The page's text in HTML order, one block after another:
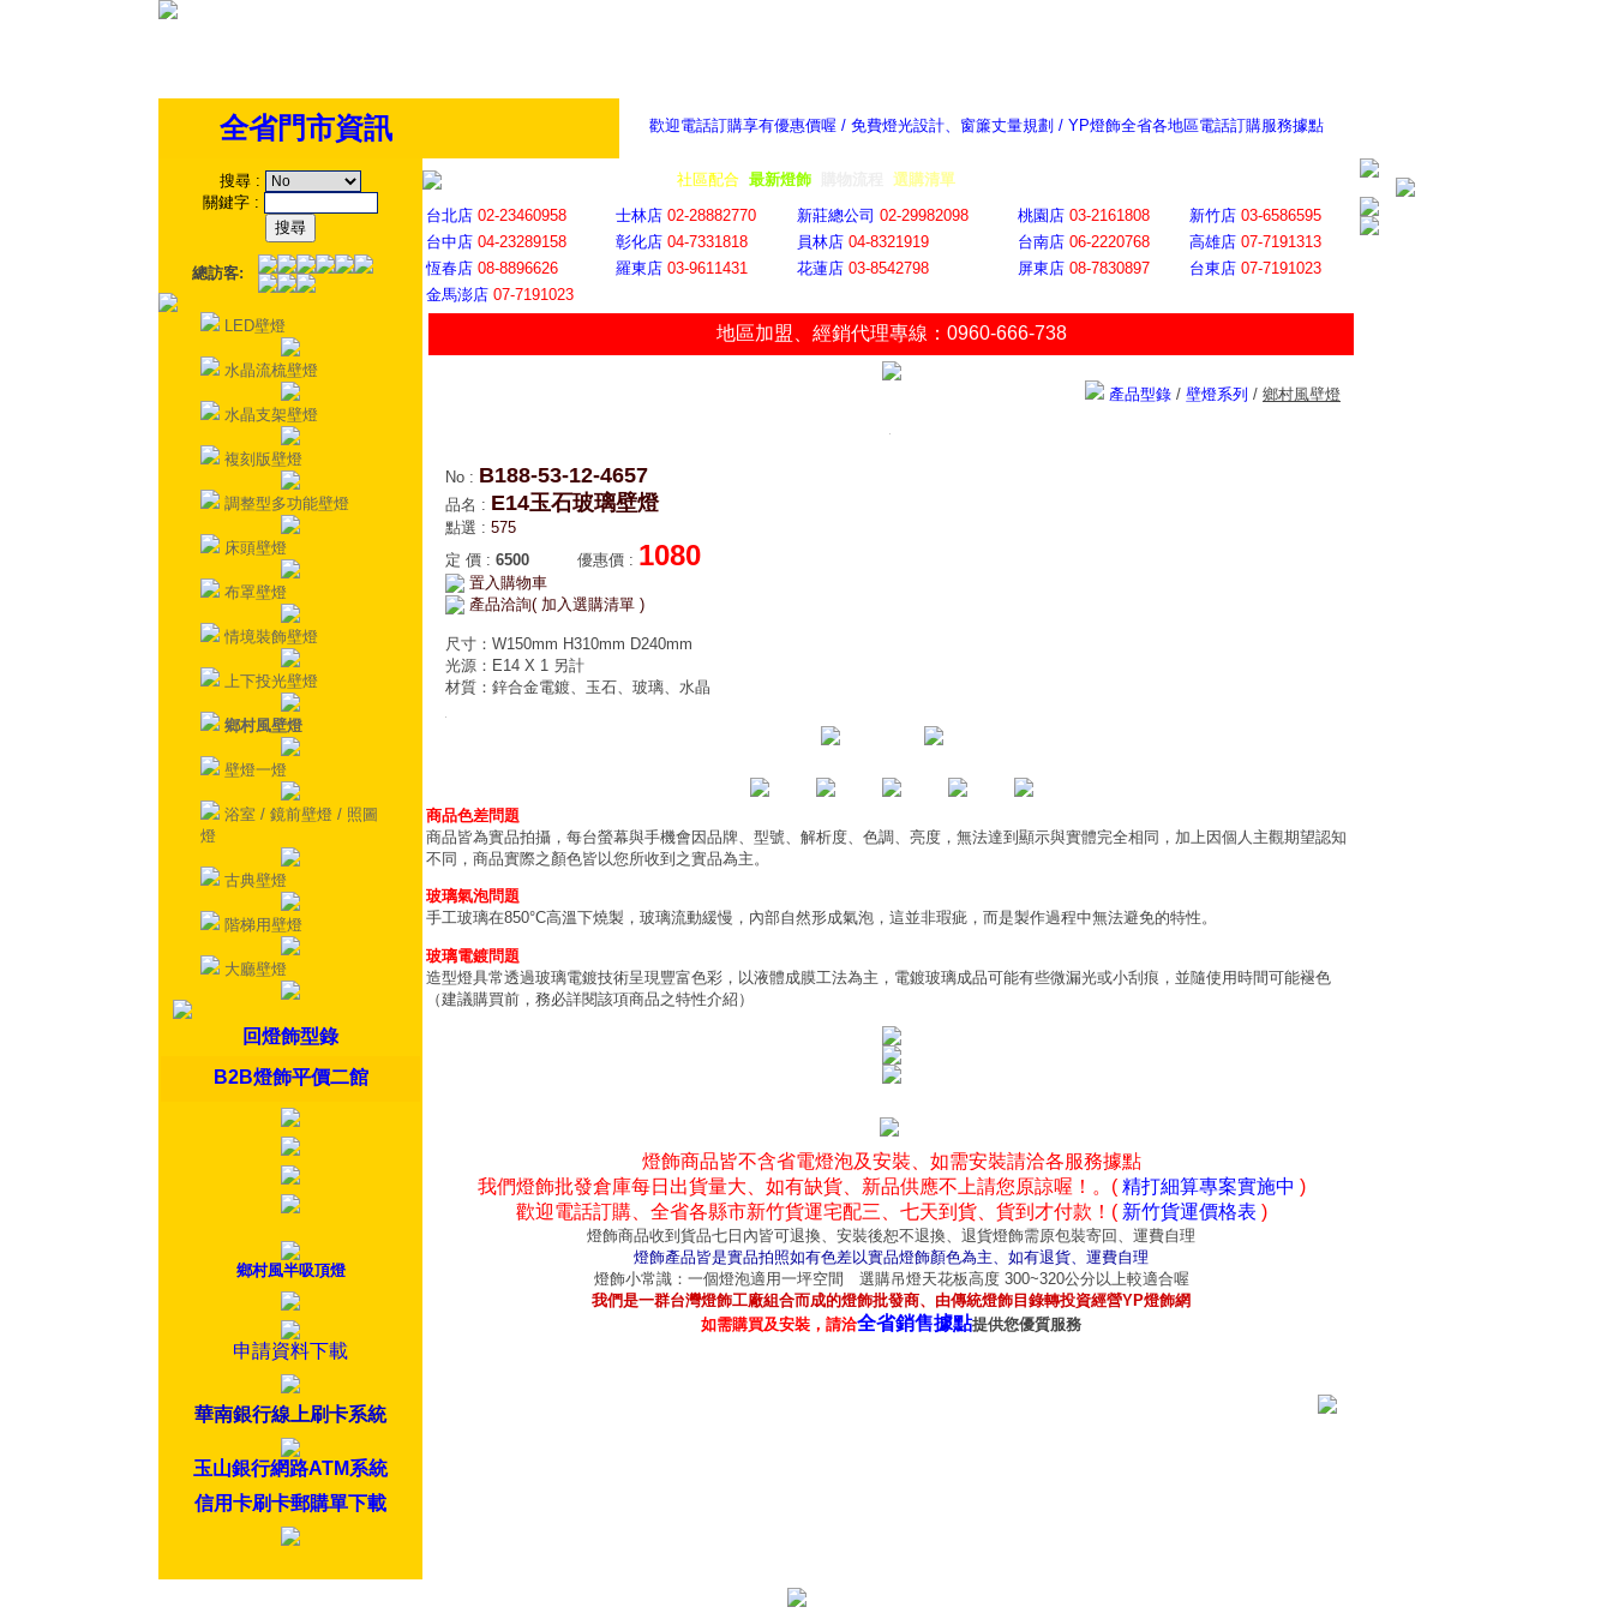
歡迎電話訂購享有優惠價喔 / 免費燈光設計、窗簾丈量規劃 / YP燈飾全省各地區電話訂購服務據點
全省門市資訊
搜尋 :
關鍵字 :
總訪客:
LED壁燈
水晶流梳壁燈
水晶支架壁燈
複刻版壁燈
調整型多功能壁燈
床頭壁燈
布罩壁燈
情境裝飾壁燈
上下投光壁燈
鄉村風壁燈
壁燈一燈
浴室 / 鏡前壁燈 / 照圖
燈
古典壁燈
階梯用壁燈
大廳壁燈
回燈飾型錄
B2B燈飾平價二館
鄉村風半吸頂燈
申請資料下載
華南銀行線上刷卡系統
玉山銀行網路ATM系統
信用卡刷卡郵購單下載
社區配合 最新燈飾 選購清單
台北店 02-23460958 士林店 02-28882770 新莊總公司 02-29982098 桃園店 03-2161808 新竹店 03-6586595
台中店 04-23289158 彰化店 04-7331818 員林店 04-8321919 台南店 06-2220768 高雄店 07-7191313
恆春店 08-8896626 羅東店 03-9611431 花蓮店 03-8542798 屏東店 08-7830897 台東店 07-7191023
金馬澎店 07-7191023
地區加盟 經銷代理專線：0960-666-738
產品型錄 / 壁燈系列 / 鄉村風壁燈
No : B188-53-12-4657
品名 : E14玉石玻璃壁燈
點選 : 575
定 價 : 6500 優惠價 : 1080
置入購物車
產品洽詢( 加入選購清單 )
尺寸：W150mm H310mm D240mm
光源：E14 X 1 另計
材質：鋅合金電鍍、玉石、玻璃、水晶
商品色差問題
商品皆為實品拍攝，每台螢幕與手機會因品牌、型號、解析度、色調、亮度，無法達到顯示與實體完全相同，加上因個人主觀期望認知
不同，商品實際之顏色皆以您所收到之實品為主。
玻璃氣泡問題
手工玻璃在850°C高溫下燒製，玻璃流動緩慢，內部自然形成氣泡，這並非瑕疵，而是製作過程中無法避免的特性。
玻璃電鍍問題
造型燈具常透過玻璃電鍍技術呈現豐富色彩，以液體成膜工法為主，電鍍玻璃成品可能有些微漏光或小刮痕，並隨使用時間可能褪色
（建議購買前，務必詳閱該項商品之特性介紹）
燈飾商品皆不含省電燈泡及安裝、如需安裝請洽各服務據點
我們燈飾批發倉庫每日出貨量大、如有缺貨、新品供應不上請您原諒喔！。( 精打細算專案實施中 )
歡迎電話訂購、全省各縣市新竹貨運宅配三、七天到貨、貨到才付款！( 新竹貨運價格表 )
燈飾商品收到貨品七日內皆可退換、安裝後恕不退換、退貨燈飾需原包裝寄回、運費自理
燈飾產品皆是實品拍照如有色差以實品燈飾顏色為主、如有退貨、運費自理
燈飾小常識：一個燈泡適用一坪空間 選購吊燈天花板高度 300~320公分以上較適合喔
我們是一群台灣燈飾工廠組合而成的燈飾批發商、由傳統燈飾目錄轉投資經營YP燈飾網
如需購買及安裝，請洽全省銷售據點提供您優質服務